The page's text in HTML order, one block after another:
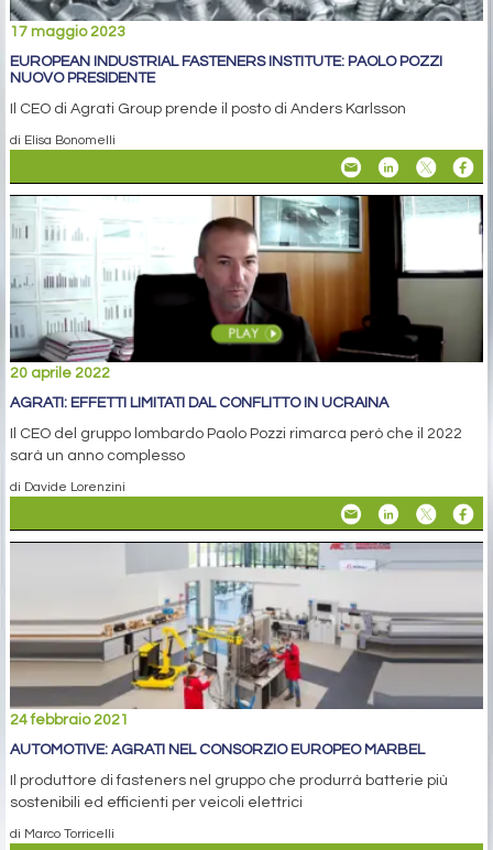
17 maggio 2023
EUROPEAN INDUSTRIAL FASTENERS INSTITUTE: PAOLO POZZI
NUOVO PRESIDENTE
Il CEO di Agrati Group prende il posto di Anders Karlsson
di Elisa Bonomelli
20 aprile 2022
AGRATI: EFFETTI LIMITATI DAL CONFLITTO IN UCRAINA
Il CEO del gruppo lombardo Paolo Pozzi rimarca però che il 2022
sarà un anno complesso
di Davide Lorenzini
24 febbraio 2021
AUTOMOTIVE: AGRATI NEL CONSORZIO EUROPEO MARBEL
Il produttore di fasteners nel gruppo che produrrà batterie più
sostenibili ed efficienti per veicoli elettrici
di Marco Torricelli